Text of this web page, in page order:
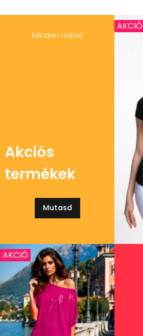
Minden nálad
Akciós
termékek
Mutasd
AKCIÓ
AKCIÓ